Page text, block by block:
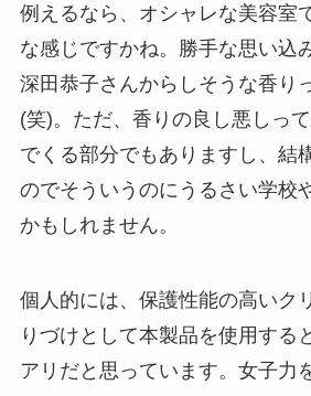
例えるなら、オシャレな美容室
な感じですかね。勝手な思い込
深田恭子さんからしそうな香り
(笑)。ただ、香りの良し悪しっ
でくる部分でもありますし、結
のでそういうのにうるさい学校
かもしれません。
個人的には、保護性能の高いク
りづけとして本製品を使用する
アリだと思っています。女子力